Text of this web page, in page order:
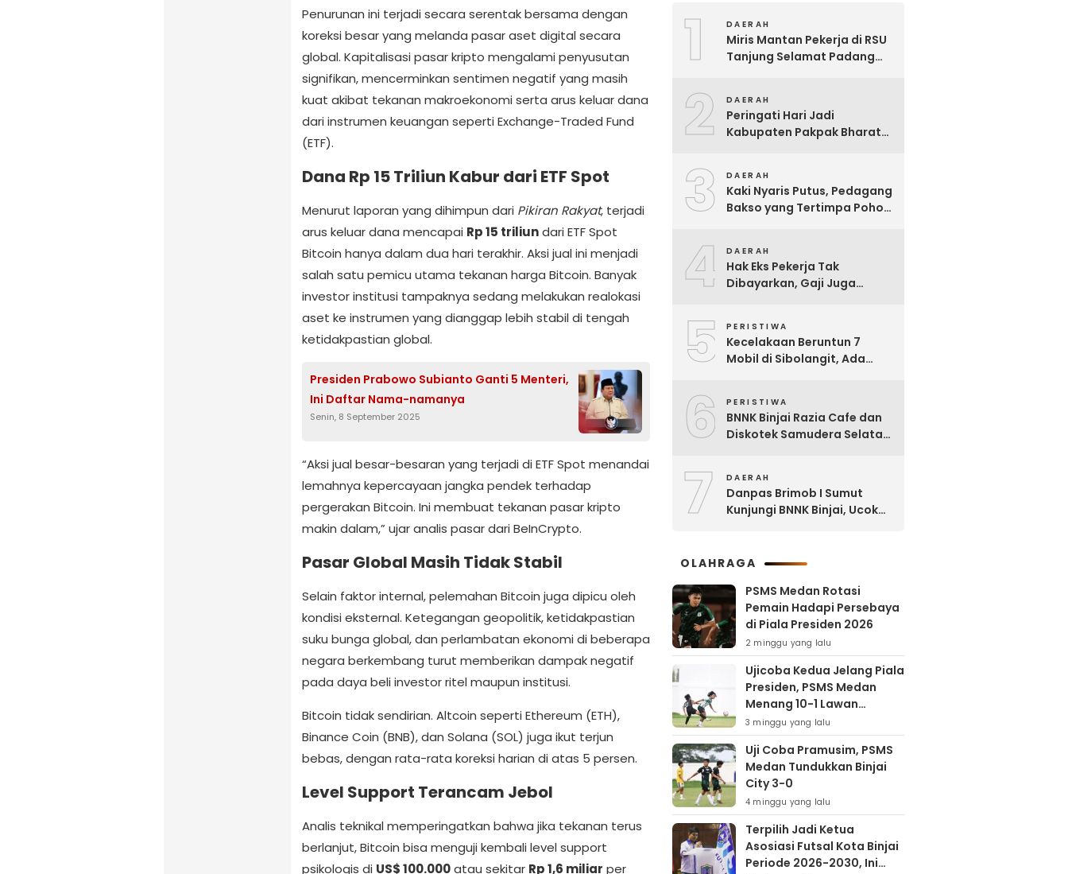
Penurunan ini terjadi secara serentak bersama dengan
koreksi besar yang melanda pasar aset digital secara
global. Kapitalisasi pasar kripto mengalami penyusutan
signifikan, mencerminkan sentimen negatif yang masih
kuat akibat tekanan makroekonomi serta arus keluar dana
dari instrumen keuangan seperti Exchange-Traded Fund
(ETF).
Dana Rp 15 Triliun Kabur dari ETF Spot
Menurut laporan yang dihimpun dari Pikiran Rakyat, terjadi
arus keluar dana mencapai Rp 15 triliundari ETF Spot
Bitcoin hanya dalam dua hari terakhir. Aksi jual ini menjadi
salah satu pemicu utama tekanan harga Bitcoin. Banyak
investor institusi tampaknya sedang melakukan realokasi
aset ke instrumen yang dianggap lebih stabil di tengah
ketidakpastian global.
Presiden Prabowo Subianto Ganti 5 Menteri,
Ini Daftar Nama-namanya
Senin, 8 September 2025
“Aksi jual besar-besaran yang terjadi di ETF Spot menandai
lemahnya kepercayaan jangka pendek terhadap
pergerakan Bitcoin. Ini membuat tekanan pasar kripto
makin dalam,” ujar analis pasar dari BeInCrypto.
Pasar Global Masih Tidak Stabil
Selain faktor internal, pelemahan Bitcoin juga dipicu oleh
kondisi eksternal. Ketegangan geopolitik, ketidakpastian
suku bunga global, dan perlambatan ekonomi di beberapa
negara berkembang turut memberikan dampak negatif
pada daya beli investor ritel maupun institusi.
Bitcoin tidak sendirian. Altcoin seperti Ethereum (ETH),
Binance Coin (BNB), dan Solana (SOL) juga ikut terjun
bebas, dengan rata-rata koreksi harian di atas 5 persen.
Level Support Terancam Jebol
Analis teknikal memperingatkan bahwa jika tekanan terus
berlanjut, Bitcoin bisa menguji kembali level support
psikologis di US$ 100.000atau sekitar Rp 1,6 miliar per
1 DAERAH
Miris Mantan Pekerja di RSU
Tanjung Selamat Padang
2 DAERAH
Peringati Hari Jadi
Kabupaten Pakpak Bharat
dan Budaya
3 DAERAH
Kaki Nyaris Putus, Pedagang
Bakso yang Tertimpa Pohon
4 DAERAH
Hak Eks Pekerja Tak
Dibayarkan, Gaji Juga
5 PERISTIWA
Kecelakaan Beruntun 7
Mobil di Sibolangit, Ada
6 PERISTIWA
BNNK Binjai Razia Cafe dan
Diskotek Samudera Selatan,
7 DAERAH
Danpas Brimob I Sumut
Kunjungi BNNK Binjai, Ucok
OLAHRAGA
PSMS Medan Rotasi
Pemain Hadapi Persebaya
di Piala Presiden 2026
2 minggu yang lalu
Ujicoba Kedua Jelang Piala
Presiden, PSMS Medan
Menang 10-1 Lawan
Muspika FC
3 minggu yang lalu
Uji Coba Pramusim, PSMS
Medan Tundukkan Binjai
City 3-0
4 minggu yang lalu
Terpilih Jadi Ketua
Asosiasi Futsal Kota Binjai
Periode 2026-2030, Ini